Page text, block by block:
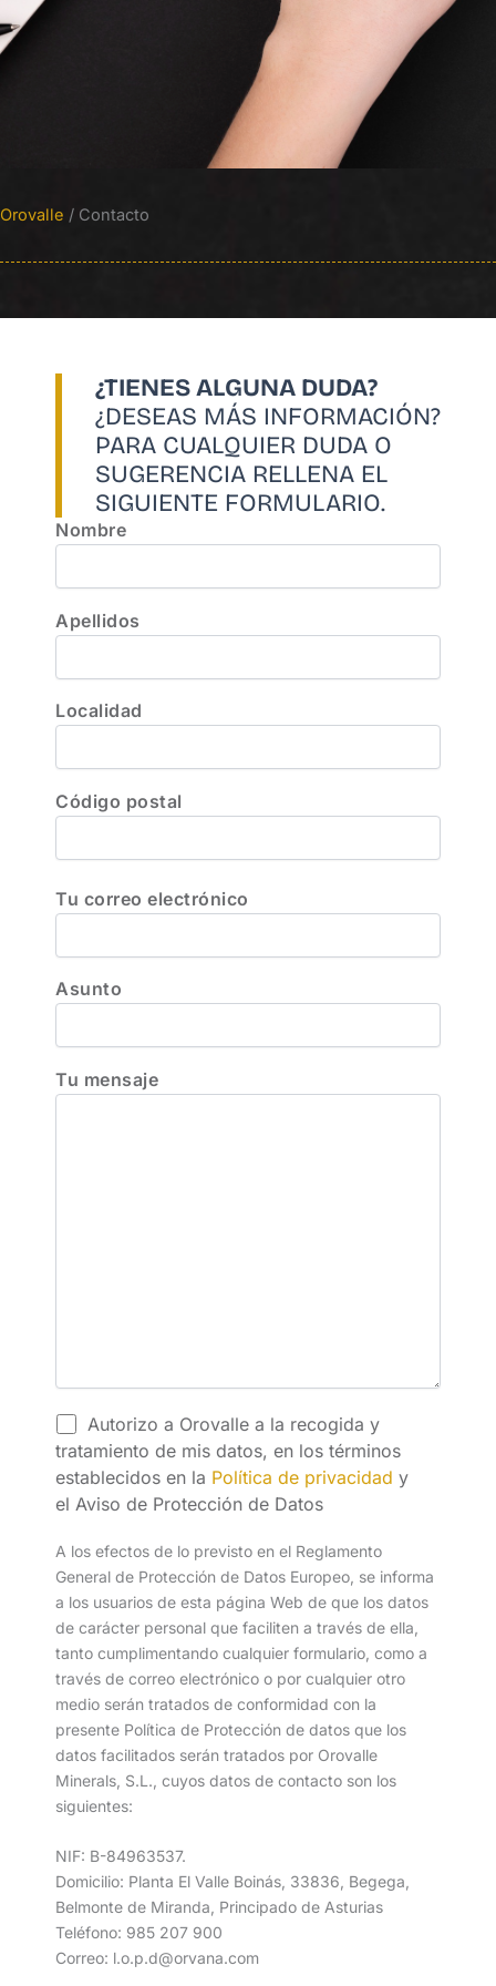
Orovalle / Contacto
¿TIENES ALGUNA DUDA?
¿DESEAS MÁS INFORMACIÓN?
PARA CUALQUIER DUDA O
SUGERENCIA RELLENA EL
SIGUIENTE FORMULARIO.
Nombre
Apellidos
Localidad
Código postal
Tu correo electrónico
Asunto
Tu mensaje
Autorizo a Orovalle a la recogida y
tratamiento de mis datos, en los términos
establecidos en la Política de privacidad y
el Aviso de Protección de Datos
A los efectos de lo previsto en el Reglamento
General de Protección de Datos Europeo, se informa
a los usuarios de esta página Web de que los datos
de carácter personal que faciliten a través de ella,
tanto cumplimentando cualquier formulario, como a
través de correo electrónico o por cualquier otro
medio serán tratados de conformidad con la
presente Política de Protección de datos que los
datos facilitados serán tratados por Orovalle
Minerals, S.L., cuyos datos de contacto son los
siguientes:
NIF: B-84963537.
Domicilio: Planta El Valle Boinás, 33836, Begega,
Belmonte de Miranda, Principado de Asturias
Teléfono: 985 207 900
Correo: l.o.p.d@orvana.com